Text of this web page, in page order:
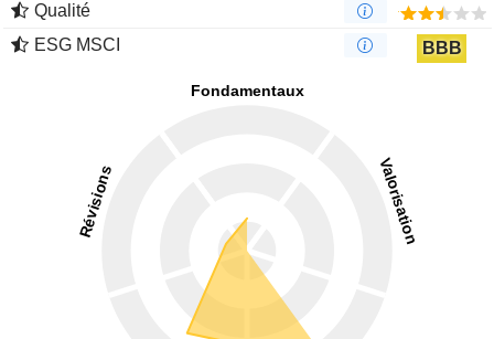
Qualité
ESG MSCI
BBB